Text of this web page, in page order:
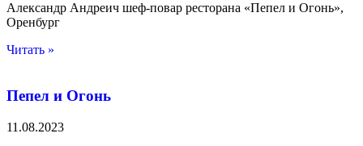
Александр Андреич шеф-повар ресторана «Пепел и Огонь»,
Оренбург
Читать »
Пепел и Огонь
11.08.2023